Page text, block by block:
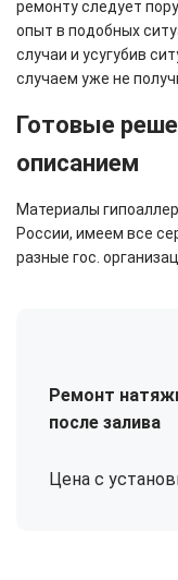
ремонту следует
опыт в подобных
случаи и усугубив
случаем уже не
Готовые
описанием
Материалы
России, имеем все
разные гос.
Ремонт
после залива
Цена с